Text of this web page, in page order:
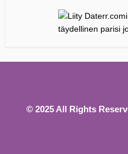
© 2025 All Rights